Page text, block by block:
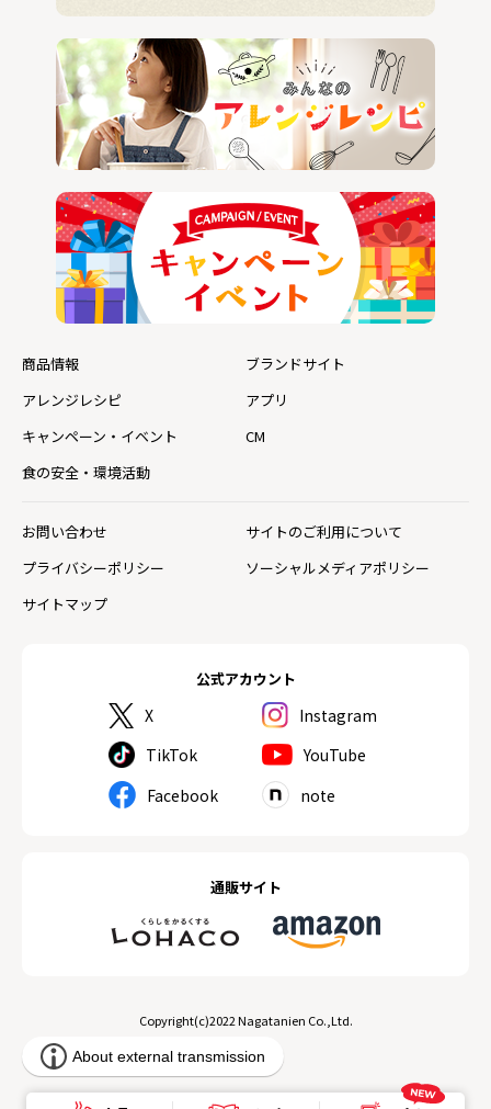
公式アカウント
X
Instagram
TikTok
YouTube
Facebook
note
通販サイト
商品情報
ブランドサイト
アレンジレシピ
アプリ
キャンペーン・イベント
CM
食の安全・環境活動
お問い合わせ
サイトのご利用について
プライバシーポリシー
ソーシャルメディアポリシー
サイトマップ
Copyright(c)2022 Nagatanien Co.,Ltd.